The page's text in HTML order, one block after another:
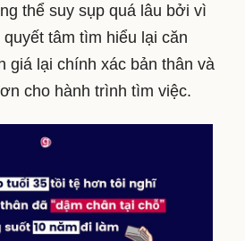
thể suy sụp quá lâu bởi vì
tâm tìm hiểu lại căn
giá lại chính xác bản thân và
cho hành trình tìm việc.